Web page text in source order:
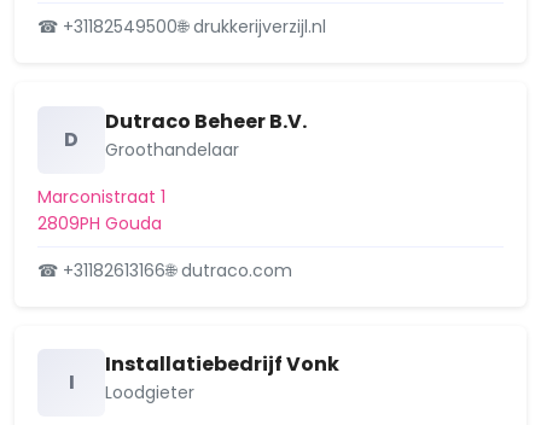
☎ +31182549500🌐 drukkerijverzijl.nl
D
Dutraco Beheer B.V.
Groothandelaar
Marconistraat 1
2809PH Gouda
☎ +31182613166🌐 dutraco.com
I
Installatiebedrijf Vonk
Loodgieter